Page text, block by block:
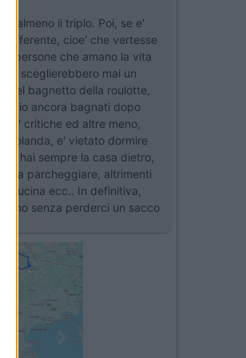
almeno il triplo. Poi, se e'
differente, cioe' che vertesse
persone che amano la vita
sceglierebbero mai un
nel bagnetto della roulotte,
ancora bagnati dopo
critiche ed altre meno,
o olanda, e' vietato dormire
hai sempre la casa dietro,
da parcheggiare, altrimenti
cucina ecc.. In definitiva,
senza perderci un sacco